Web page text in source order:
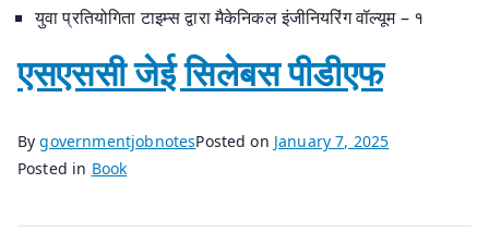
युवा प्रतियोगिता टाइम्स द्वारा मैकेनिकल इंजीनियरिंग वॉल्यूम – १
एसएससी जेई सिलेबस पीडीएफ
BygovernmentjobnotesPosted on January 7, 2025
Posted in Book